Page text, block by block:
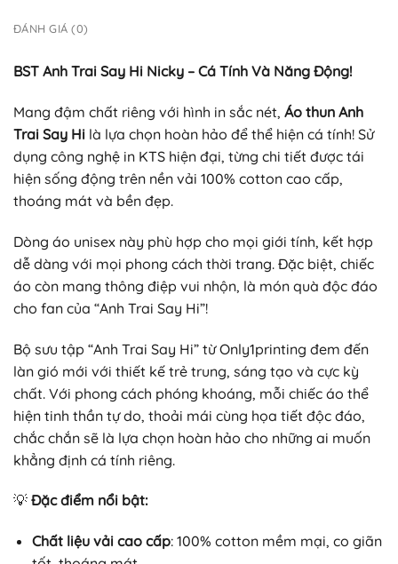
ĐÁNH GIÁ (0)
BST Anh Trai Say Hi Nicky – Cá Tính Và Năng Động!
Mang đậm chất riêng với hình in sắc nét, Áo thun Anh
Trai Say Hi là lựa chọn hoàn hảo để thể hiện cá tính! Sử
dụng công nghệ in KTS hiện đại, từng chi tiết được tái
hiện sống động trên nền vải 100% cotton cao cấp,
thoáng mát và bền đẹp.
Dòng áo unisex này phù hợp cho mọi giới tính, kết hợp
dễ dàng với mọi phong cách thời trang. Đặc biệt, chiếc
áo còn mang thông điệp vui nhộn, là món quà độc đáo
cho fan của “Anh Trai Say Hi”!
Bộ sưu tập “Anh Trai Say Hi” từ Only1printing đem đến
làn gió mới với thiết kế trẻ trung, sáng tạo và cực kỳ
chất. Với phong cách phóng khoáng, mỗi chiếc áo thể
hiện tinh thần tự do, thoải mái cùng họa tiết độc đáo,
chắc chắn sẽ là lựa chọn hoàn hảo cho những ai muốn
khẳng định cá tính riêng.
💡 Đặc điểm nổi bật:
Chất liệu vải cao cấp: 100% cotton mềm mại, co giãn